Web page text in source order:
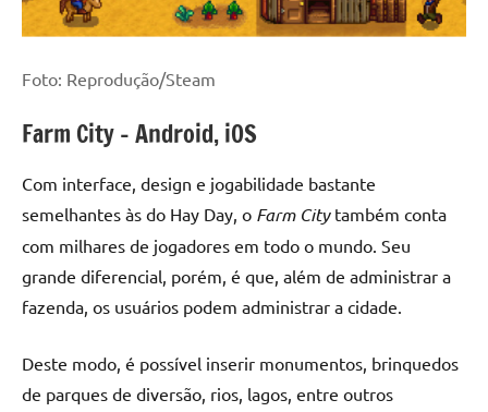
Foto: Reprodução/Steam
Farm City – Android, iOS
Com interface, design e jogabilidade bastante
semelhantes às do Hay Day, o Farm Citytambém conta
com milhares de jogadores em todo o mundo. Seu
grande diferencial, porém, é que, além de administrar a
fazenda, os usuários podem administrar a cidade.
Deste modo, é possível inserir monumentos, brinquedos
de parques de diversão, rios, lagos, entre outros